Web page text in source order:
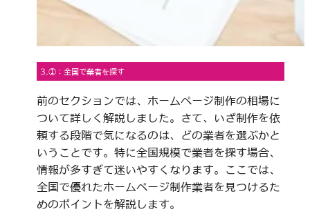
3.①：全国で業者を探す
前のセクションでは、ホームページ制作の相場に
ついて詳しく解説しました。さて、いざ制作を依
頼する段階で気になるのは、どの業者を選ぶかと
いうことです。特に全国規模で業者を探す場合、
情報が多すぎて迷いやすくなります。ここでは、
全国で優れたホームページ制作業者を見つけるた
めのポイントを解説します。